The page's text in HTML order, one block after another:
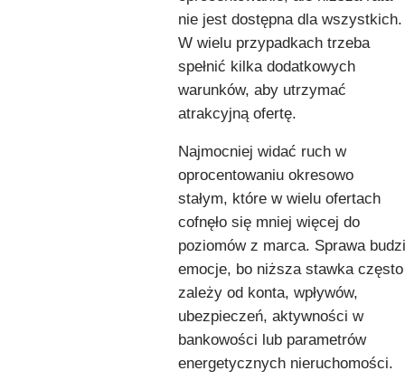
nie jest dostępna dla wszystkich.
W wielu przypadkach trzeba
spełnić kilka dodatkowych
warunków, aby utrzymać
atrakcyjną ofertę.
Najmocniej widać ruch w
oprocentowaniu okresowo
stałym, które w wielu ofertach
cofnęło się mniej więcej do
poziomów z marca. Sprawa budzi
emocje, bo niższa stawka często
zależy od konta, wpływów,
ubezpieczeń, aktywności w
bankowości lub parametrów
energetycznych nieruchomości.